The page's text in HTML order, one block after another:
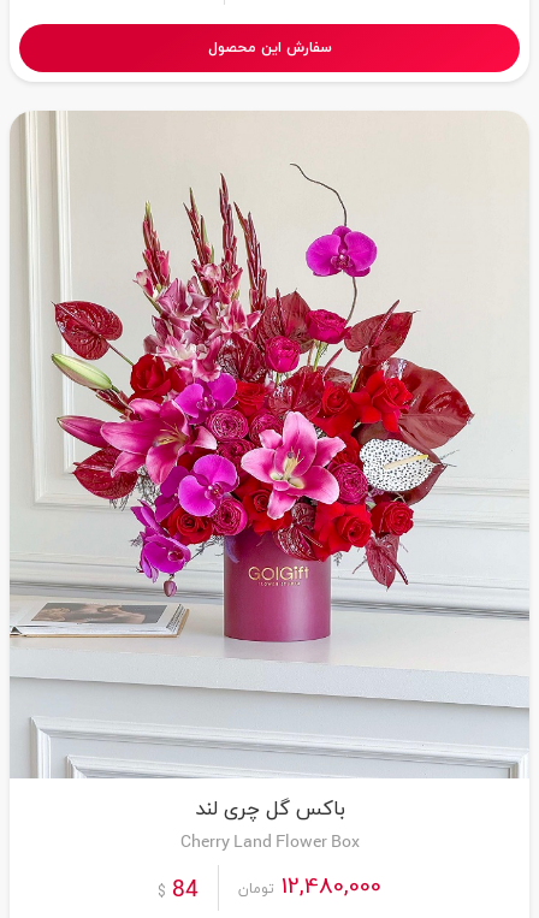
سفارش این محصول
باکس گل چری لند
Cherry Land Flower Box
12,480,000 تومان 84
$